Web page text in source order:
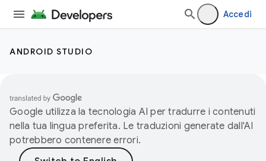
Accedi
ANDROID STUDIO
Google utilizza la tecnologia AI per tradurre i contenuti
nella tua lingua preferita. Le traduzioni generate dall'AI
potrebbero contenere errori.